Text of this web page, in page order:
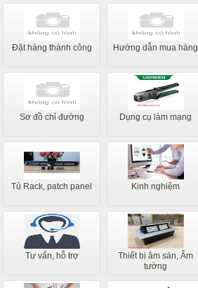
Đặt hàng thành công Hướng dẫn mua hàng
Sơ đồ chỉ đường Dụng cụ làm mạng
Tủ Rack, patch panel Kinh nghiệm
Tư vấn, hỗ trợ
Thiết bị âm sàn, Âm
tường